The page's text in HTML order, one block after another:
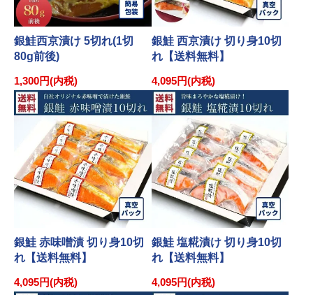
銀鮭西京漬け 5切れ(1切
80g前後)
1,300円(内税)
銀鮭 西京漬け 切り身10切
れ【送料無料】
4,095円(内税)
銀鮭 赤味噌漬 切り身10切
れ【送料無料】
4,095円(内税)
銀鮭 塩糀漬け 切り身10切
れ【送料無料】
4,095円(内税)